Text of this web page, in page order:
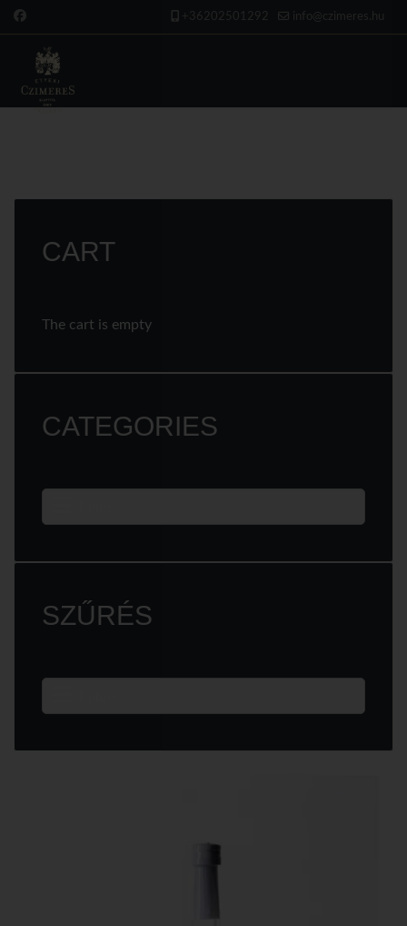
+36202501292 info@czimeres.hu
CART
The cart is empty
CATEGORIES
SZŰRÉS